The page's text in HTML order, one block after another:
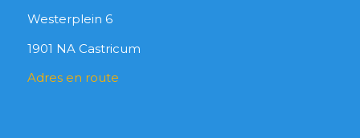
Westerplein 6
1901 NA Castricum
Adres en route